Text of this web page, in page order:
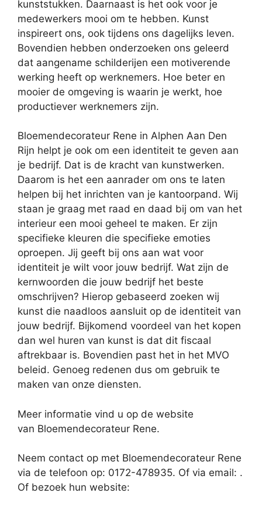
kunststukken. Daarnaast is het ook voor je
medewerkers mooi om te hebben. Kunst
inspireert ons, ook tijdens ons dagelijks leven.
Bovendien hebben onderzoeken ons geleerd
dat aangename schilderijen een motiverende
werking heeft op werknemers. Hoe beter en
mooier de omgeving is waarin je werkt, hoe
productiever werknemers zijn.
Bloemendecorateur Rene in Alphen Aan Den
Rijn helpt je ook om een identiteit te geven aan
je bedrijf. Dat is de kracht van kunstwerken.
Daarom is het een aanrader om ons te laten
helpen bij het inrichten van je kantoorpand. Wij
staan je graag met raad en daad bij om van het
interieur een mooi geheel te maken. Er zijn
specifieke kleuren die specifieke emoties
oproepen. Jij geeft bij ons aan wat voor
identiteit je wilt voor jouw bedrijf. Wat zijn de
kernwoorden die jouw bedrijf het beste
omschrijven? Hierop gebaseerd zoeken wij
kunst die naadloos aansluit op de identiteit van
jouw bedrijf. Bijkomend voordeel van het kopen
dan wel huren van kunst is dat dit fiscaal
aftrekbaar is. Bovendien past het in het MVO
beleid. Genoeg redenen dus om gebruik te
maken van onze diensten.
Meer informatie vind u op de website
van Bloemendecorateur Rene.
Neem contact op met Bloemendecorateur Rene
via de telefoon op: 0172-478935. Of via email: .
Of bezoek hun website: